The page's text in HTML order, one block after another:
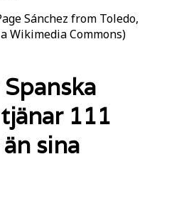
Sánchez from Toledo,
Wikimedia Commons)
111
sina